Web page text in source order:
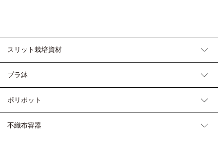
スリット栽培資材
プラ鉢
ポリポット
不織布容器